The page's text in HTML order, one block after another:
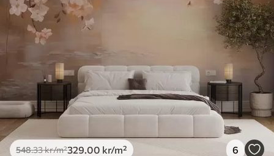
548.33kr/m²329 .00 kr/m² 6